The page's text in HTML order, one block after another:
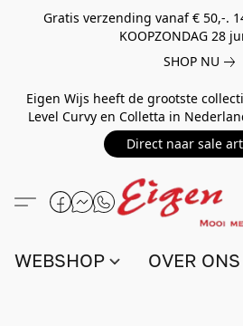
Gratis verzending vanaf € 50,-.
KOOPZONDAG 28
SHOP NU
Eigen Wijs heeft de grootste
Level Curvy en Colletta in
Direct naar sale
WEBSHOP OVER ONS